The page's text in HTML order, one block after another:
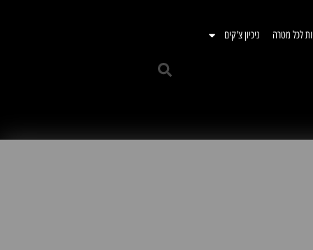
לכל מטרה ניכיון צ'קים